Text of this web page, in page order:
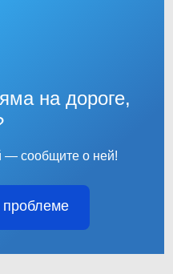
на дороге,
— сообщите о ней!